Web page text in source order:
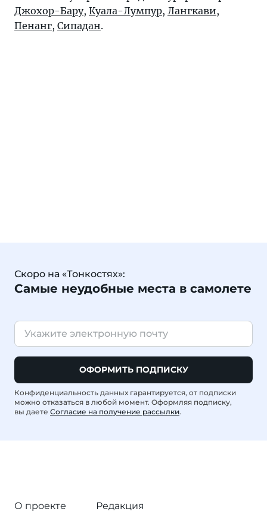
Джохор-Бару, Куала-Лумпур, Лангкави,
Пенанг, Сипадан.
Скоро на «Тонкостях»:
Самые неудобные места в самолете
ОФОРМИТЬ ПОДПИСКУ
Конфиденциальность данных гарантируется, от подписки
можно отказаться в любой момент. Оформляя подписку,
вы даете Согласие на получение рассылки.
О проекте
Редакция